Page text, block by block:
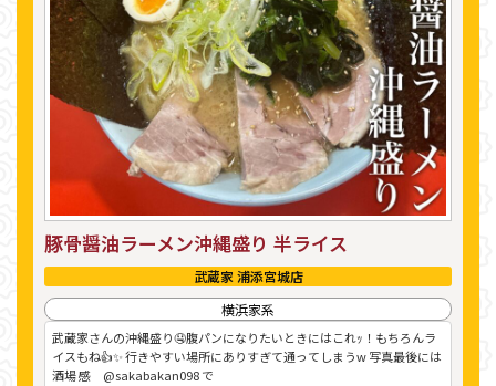
豚骨醤油ラーメン沖縄盛り 半ライス
武蔵家 浦添宮城店
横浜家系
武蔵家さんの沖縄盛り🤤腹パンになりたいときにはこれｯ！もちろんラ
イスもね👍✨ 行きやすい場所にありすぎて通ってしまうw 写真最後には
酒場 感 @sakabakan098 で